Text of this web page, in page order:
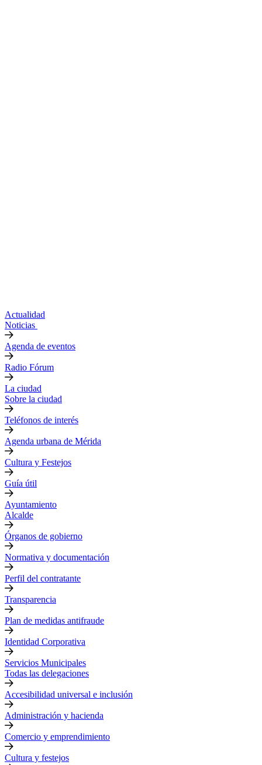
Actualidad
Noticias
Agenda de eventos
Radio Fórum
La ciudad
Sobre la ciudad
Teléfonos de interés
Agenda urbana de Mérida
Cultura y Festejos
Guía útil
Ayuntamiento
Alcalde
Órganos de gobierno
Normativa y documentación
Perfil del contratante
Transparencia
Plan de medidas antifraude
Identidad Corporativa
Servicios Municipales
Todas las delegaciones
Accesibilidad universal e inclusión
Administración y hacienda
Comercio y emprendimiento
Cultura y festejos